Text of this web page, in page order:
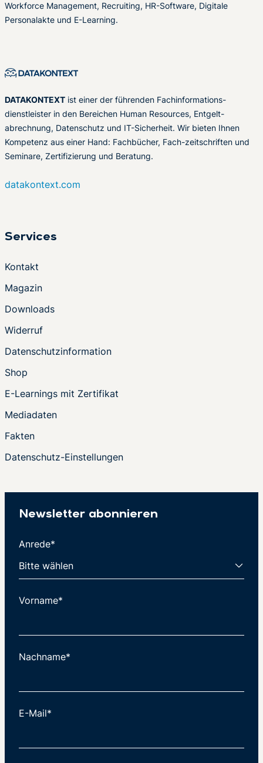
Workforce Management, Recruiting, HR-Software, Digitale
Personalakte und E-Learning.
DATAKONTEXT ist einer der führenden Fachinformations-
dienstleister in den Bereichen Human Resources, Entgelt-
abrechnung, Datenschutz und IT-Sicherheit. Wir bieten Ihnen
Kompetenz aus einer Hand: Fachbücher, Fach-zeitschriften und
Seminare, Zertifizierung und Beratung.
datakontext.com
Services
Kontakt
Magazin
Downloads
Widerruf
Datenschutzinformation
Shop
E-Learnings mit Zertifikat
Mediadaten
Fakten
Datenschutz-Einstellungen
Newsletter abonnieren
Anrede*
Vorname*
Nachname*
E-Mail*